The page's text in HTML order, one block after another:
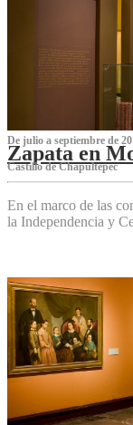
De julio a septiembre de
Zapata en
Castillo de Chapultepec
En el marco de las
la Independencia y